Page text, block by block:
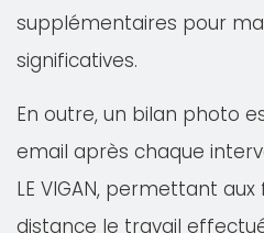
supplémentaires pour
significatives.
En outre, un bilan photo
email après chaque
LE VIGAN, permettant
distance le travail